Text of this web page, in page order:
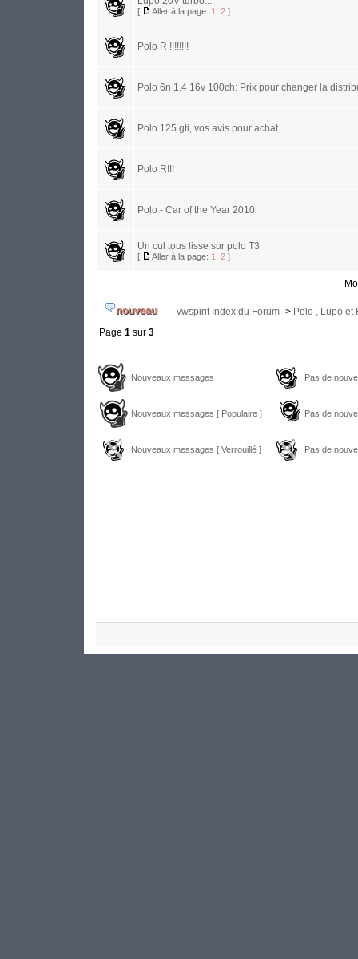
[ Aller à la page: 1 2 ]
Polo R !!!!!!!!
Polo 6n 1.4 16v 100ch: Prix pour changer la
Polo 125 gti, vos avis pour achat
Polo R!!!
Polo - Car of the Year 2010
Un cul tous lisse sur polo T3
[ Aller à la page: 1 2 ]
vwspirit Index du Forum -> Polo , Lupo et
Page 1 sur 3
Nouveaux messages Pas de
Nouveaux messages [ Populaire ] Pas de
Nouveaux messages [ Verrouillé ] Pas de